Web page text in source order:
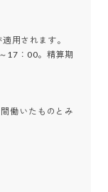
用されます。
17：00。精算期
働いたものとみ